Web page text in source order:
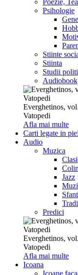
Psihologie
Stiinte
Stiinta
Studii
Audiobook
Everghetinos,
Vatopedi
Afla mai multe
Carti legate in
Audio
Muzica
Jazz
Predici
Everghetinos,
Vatopedi
Afla mai multe
Icoana
Icoane